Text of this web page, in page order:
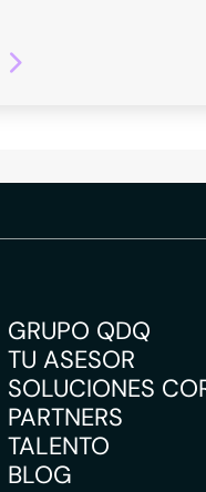
GRUPO QDQ
TU ASESOR
SOLUCIONES
PARTNERS
TALENTO
BLOG